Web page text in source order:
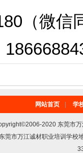
（微信
网站首页 学
2020 东莞市
莞市万江诚材职业培训学